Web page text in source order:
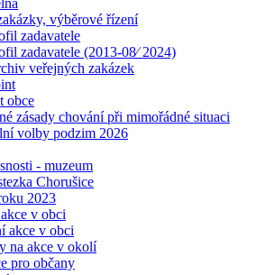
výběrové řízení
zadavatele
zadavatele (2013-08⁄ 2024)
veřejných zakázek
obce
zásady chování při mimořádné situaci
volby podzim 2026
- muzeum
Chorušice
2023
v obci
akce v obci
na akce v okolí
pro občany